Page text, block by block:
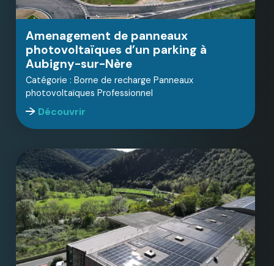
Amenagement de panneaux
photovoltaïques d’un parking à
Aubigny-sur-Nère
Catégorie : Borne de recharge Panneaux
photovoltaïques Professionnel
Découvrir